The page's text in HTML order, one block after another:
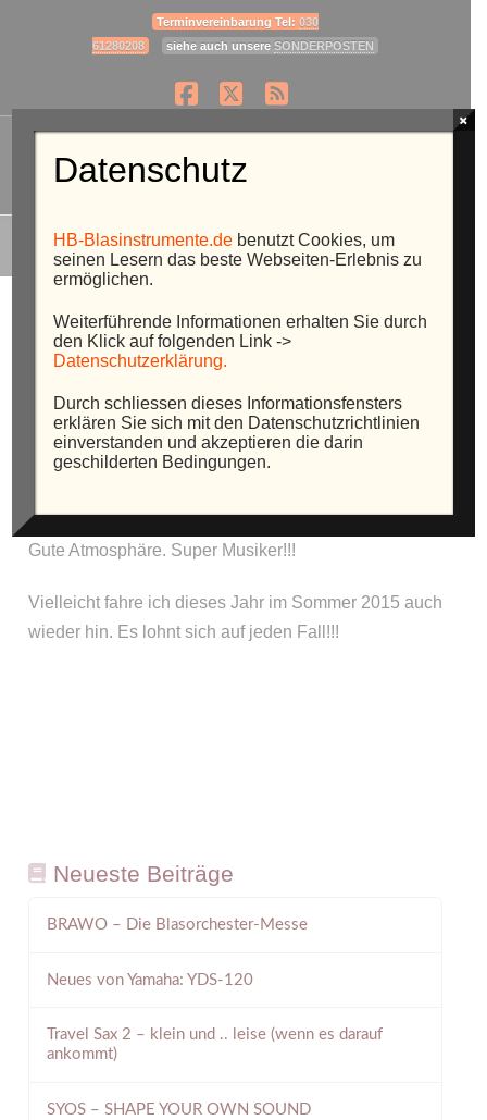
Terminvereinbarung Tel:030
61280208
siehe auch unsereSONDERPOSTEN
Facebook
X RSS
HOMEBEITRÄGE NORTH SEA JAZZ FESTIVAL 2014 ROTTERDAM
North Sea Jazz Festival 2014
Rotterdam
BRAUN HANNO 21. FEBRUAR 2015 AKTUELLES
vorbei. Es war einfach wunderbar. Nette Menschen.
Gute Atmosphäre. Super Musiker!!!
Vielleicht fahre ich dieses Jahr im Sommer 2015 auch
wieder hin. Es lohnt sich auf jeden Fall!!!
Neueste Beiträge
BRAWO – Die Blasorchester-Messe
Neues von Yamaha: YDS-120
Travel Sax 2 – klein und .. leise (wenn es darauf
ankommt)
SYOS – SHAPE YOUR OWN SOUND
Datenschutz
HB-Blasinstrumente.de benutzt Cookies, um
seinen Lesern das beste Webseiten-Erlebnis zu
ermöglichen.
Weiterführende Informationen erhalten Sie durch
den Klick auf folgenden Link ->
Datenschutzerklärung.
Durch schliessen dieses Informationsfensters
erklären Sie sich mit den Datenschutzrichtlinien
einverstanden und akzeptieren die darin
geschilderten Bedingungen.
×